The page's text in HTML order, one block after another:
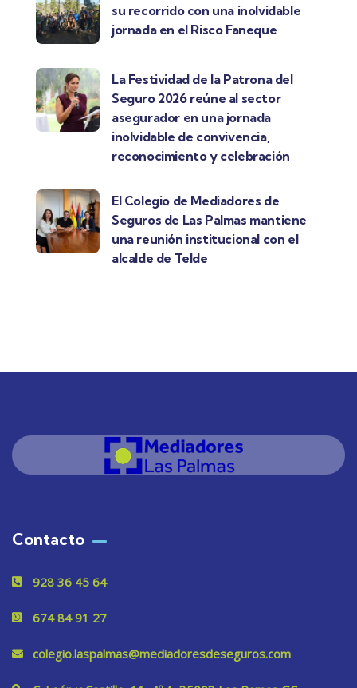
su recorrido con una inolvidable
jornada en el Risco Faneque
La Festividad de la Patrona del
Seguro 2026 reúne al sector
asegurador en una jornada
inolvidable de convivencia,
reconocimiento y celebración
El Colegio de Mediadores de
Seguros de Las Palmas mantiene
una reunión institucional con el
alcalde de Telde
Contacto
928 36 45 64
674 84 91 27
colegio.laspalmas@mediadoresdeseguros.com